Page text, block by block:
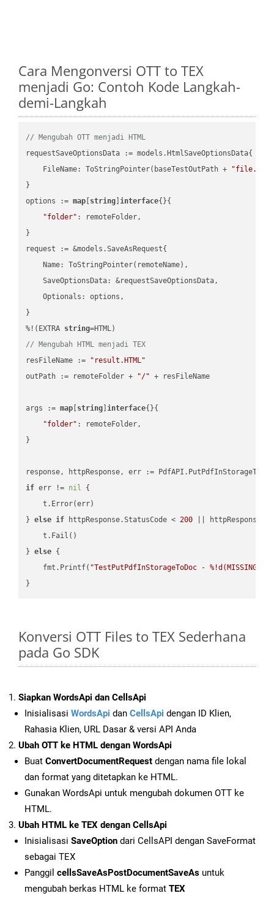
Cara Mengonversi OTT to TEX
menjadi Go: Contoh Kode Langkah-
demi-Langkah
// Mengubah OTT menjadi HTML
requestSaveOptionsData := models.HtmlSaveOptionsData{
    FileName: ToStringPointer(baseTestOutPath +
"file.OTT"
}
options := map string ]interface{}{
"folder" : remoteFolder,
}
request := &models.SaveAsRequest{
    Name: ToStringPointer(remoteName),
    SaveOptionsData: &requestSaveOptionsData,
    Optionals: options,
}
%!(EXTRA string
// Mengubah HTML menjadi TEX
resFileName :=
"result.HTML"
outPath := remoteFolder +
"/" + resFileName
args := map string ]interface{}{
"folder" : remoteFolder,
}
if err != nil {
    t.Error(err)
} else if httpResponse.StatusCode < 200 ||
    t.Fail()
} else {
    fmt.Printf(
"TestPutPdfInStorageToDoc - %!d(MISSING)\n"
Konversi OTT Files to TEX Sederhana
pada Go SDK
Siapkan WordsApi dan CellsApi
Inisialisasi WordsApi dan CellsApi dengan ID Klien,
Rahasia Klien, URL Dasar & versi API Anda
Ubah OTT ke HTML dengan WordsApi
Buat ConvertDocumentRequest dengan nama file lokal
dan format yang ditetapkan ke HTML.
Gunakan WordsApi untuk mengubah dokumen OTT ke
HTML.
Ubah HTML ke TEX dengan CellsApi
Inisialisasi SaveOption dari CellsAPI dengan SaveFormat
sebagai TEX
Panggil cellsSaveAsPostDocumentSaveAs untuk
mengubah berkas HTML ke format TEX